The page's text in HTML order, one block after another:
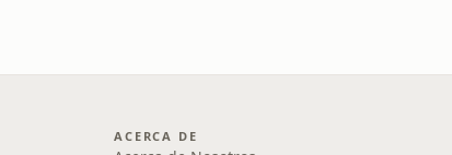
ACERCA DE